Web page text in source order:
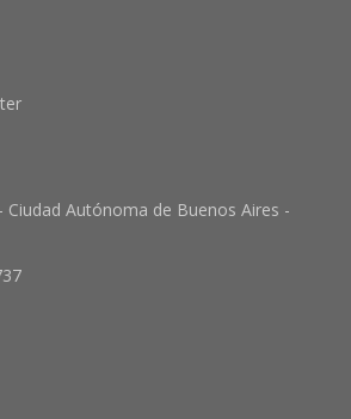
Ciudad Autónoma de Buenos Aires -